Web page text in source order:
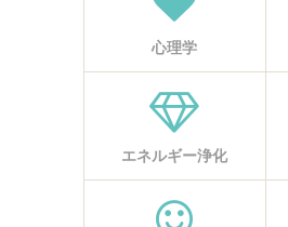
心理学
エネルギー浄化